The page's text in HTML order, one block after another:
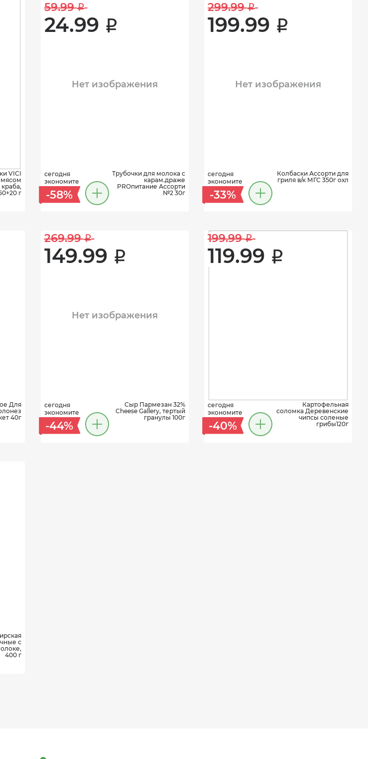
VICI
мясом
г
59.99 i
24.99 i
Нет изображения
сегодня
экономите
-58%
Трубочки для молока с
карам.драже
PROпитание Ассорти
№2 30г
299.99 i
199.99 i
Нет изображения
сегодня
экономите
-33%
Колбаски Ассорти для
гриля в/к МГС 350г охл
Для
40г
269.99 i
149.99 i
Нет изображения
сегодня
экономите
-44%
Сыр Пармезан 32%
Cheese Gallery, тертый
гранулы 100г
199.99 i
119.99 i
сегодня
экономите
-40%
Картофельная
соломка Деревенские
чипсы соленые
грибы120г
с
400 г